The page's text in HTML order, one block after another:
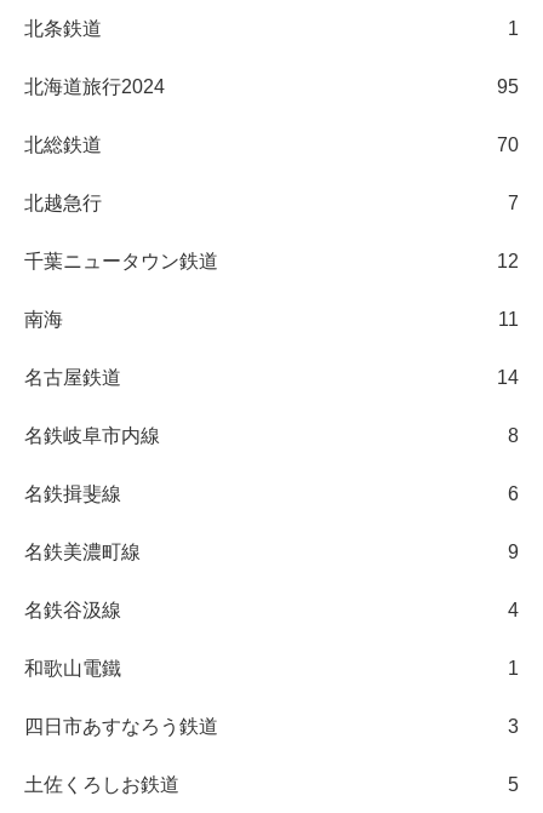
北条鉄道 1
北海道旅行2024 95
北総鉄道 70
北越急行 7
千葉ニュータウン鉄道 12
南海 11
名古屋鉄道 14
名鉄岐阜市内線 8
名鉄揖斐線 6
名鉄美濃町線 9
名鉄谷汲線 4
和歌山電鐵 1
四日市あすなろう鉄道 3
土佐くろしお鉄道 5